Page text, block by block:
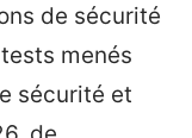
de sécurité
menés
sécurité et